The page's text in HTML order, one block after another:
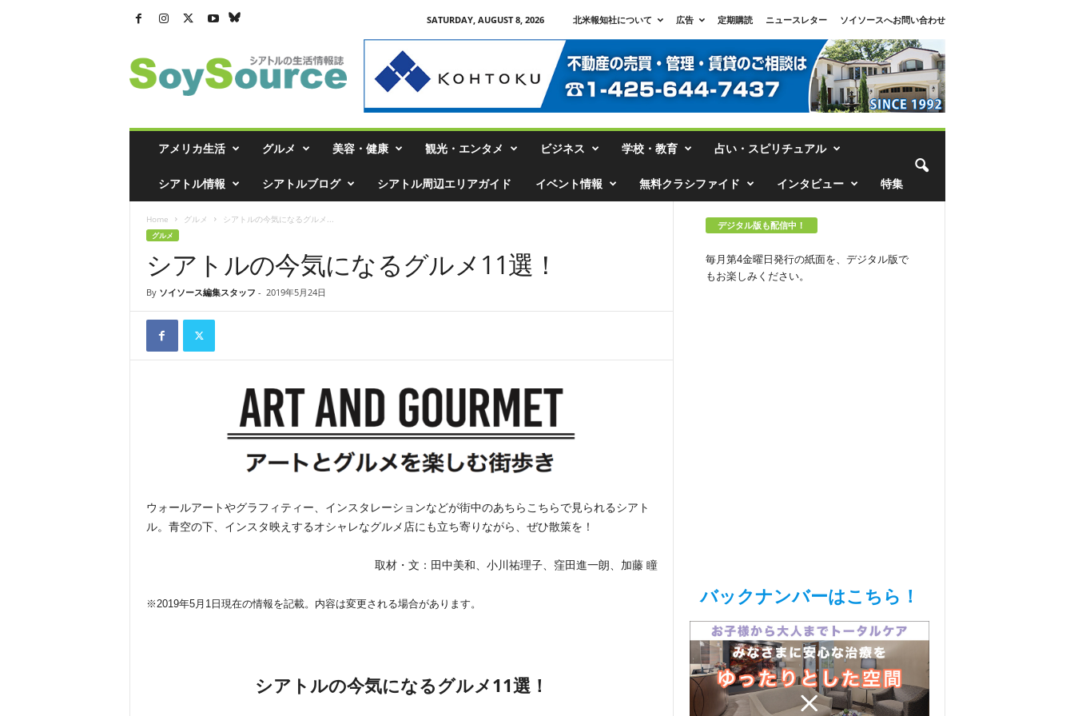
SATURDAY, AUGUST 8, 2026 北米報知社について 広告 定期購読 ニュースレター
ソイソースへお問い合わせ
ト
ル
アメリカ生活 グルメ 美容・健康 観光・エンタメ ビジネス 学校・教育 占い・スピリチュアル
シアトル情報 シアトルブログ シアトル周辺エリアガイド イベント情報 無料クラシファイド インタビュー 特集
Home グルメ シアトルの今気になるグルメ...
グルメ
シアトルの今気になるグルメ11選！
By ソイソース編集スタッフ - 2019年5月24日
ウォールアートやグラフィティー、インスタレーションなどが街中のあちらこちらで見られるシアト
ル。青空の下、インスタ映えするオシャレなグルメ店にも立ち寄りながら、ぜひ散策を！
取材・文：田中美和、小川祐理子、窪田進一朗、加藤 瞳
※2019年5月1日現在の情報を記載。内容は変更される場合があります。
シアトルの今気になるグルメ11選！
デジタル版も配信中！
毎月第4金曜日発行の紙面を、デジタル版で
もお楽しみください。
バックナンバーはこちら！